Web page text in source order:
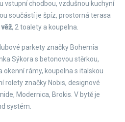
vstupní chodbou, vzdušnou kuchyní
součástí je špíz, prostorná terasa
, 2 toalety a koupelna.
parkety značky Bohemia
Sýkora s betonovou stěrkou,
okenní rámy, koupelna s italskou
rolety značky Nobis, designové
Modernica, Brokis. V bytě je
systém.